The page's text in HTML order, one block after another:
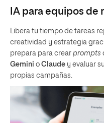
IA para equipos de
Libera tu tiempo de tareas
creatividad y estrategia
prepara para crear prompts
Gemini o Claude y evaluar
propias campañas.